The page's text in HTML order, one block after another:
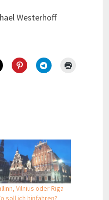
Westerhoff
Vilnius oder Riga –
soll ich hinfahren?